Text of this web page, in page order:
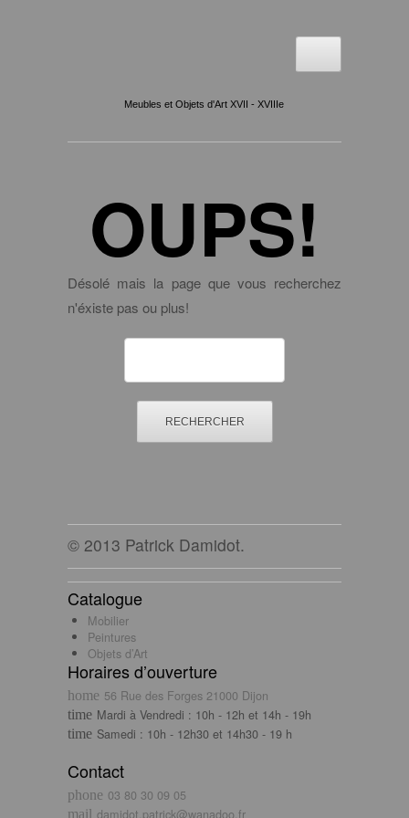
Meubles et Objets d'Art XVII - XVIIIe
OUPS!
Désolé mais la page que vous recherchez
n'éxiste pas ou plus!
© 2013 Patrick Damidot.
Catalogue
Mobilier
Peintures
Objets d’Art
Horaires d’ouverture
56 Rue des Forges 21000 Dijon
Mardi à Vendredi : 10h - 12h et 14h - 19h
Samedi : 10h - 12h30 et 14h30 - 19 h
Contact
03 80 30 09 05
damidot.patrick@wanadoo.fr